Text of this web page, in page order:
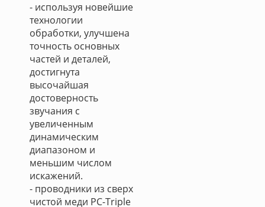
- используя новейшие
технологии
обработки, улучшена
точность основных
частей и деталей,
достигнута
высочайшая
достоверность
звучания с
увеличенным
динамическим
диапазоном и
меньшим числом
искажений.
- проводники из сверх
чистой меди PC-Triple